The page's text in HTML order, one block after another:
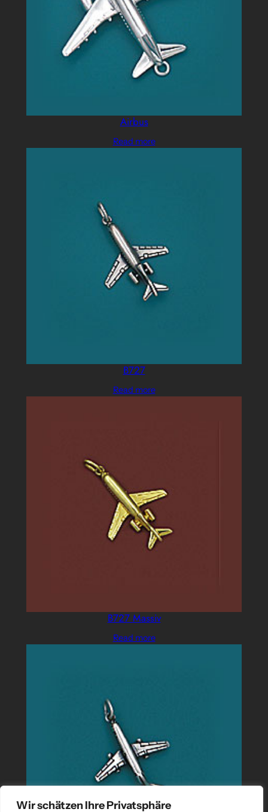
Wir schätzen Ihre Privatsphäre
Airbus
Read more
B727
Read more
B727 Massiv
Read more